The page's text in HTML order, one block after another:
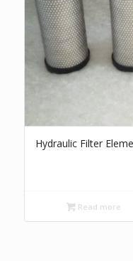
Hydraulic Filter
Read more